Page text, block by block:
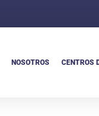
NOSOTROS CENTROS